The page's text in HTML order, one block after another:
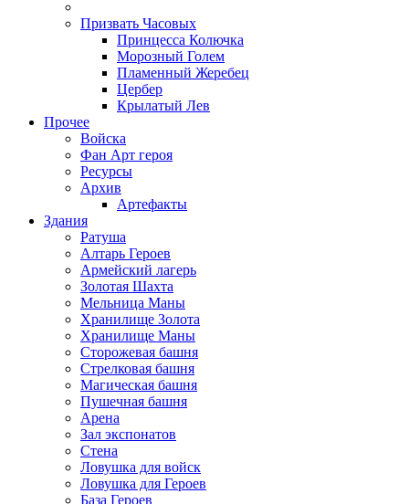
Призвать Часовых
Принцесса Колючка
Морозный Голем
Пламенный Жеребец
Цербер
Крылатый Лев
Прочее
Войска
Фан Арт героя
Ресурсы
Архив
Артефакты
Здания
Ратуша
Алтарь Героев
Армейский лагерь
Золотая Шахта
Мельница Маны
Хранилище Золота
Хранилище Маны
Сторожевая башня
Стрелковая башня
Магическая башня
Пушечная башня
Арена
Зал экспонатов
Стена
Ловушка для войск
Ловушка для Героев
База Героев